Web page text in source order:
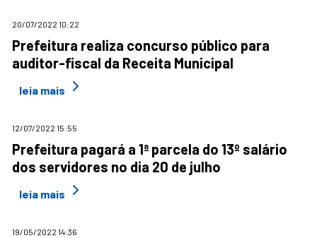
20/07/2022 10:22
Prefeitura realiza concurso público para
auditor-fiscal da Receita Municipal
leia mais
12/07/2022 15:55
Prefeitura pagará a 1ª parcela do 13º salário
dos servidores no dia 20 de julho
leia mais
19/05/2022 14:36